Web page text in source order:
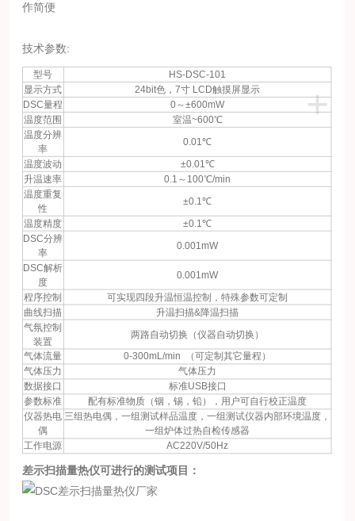
作简便
技术参数:
+
型号
HS-DSC-101
显示方式
24bit色，7寸 LCD触摸屏显示
DSC量程
0～±600mW
温度范围
室温~600℃
温度分辨
率
0.01℃
温度波动
±0.01℃
升温速率
0.1～100℃/min
温度重复
性
±0.1℃
温度精度
±0.1℃
DSC分辨
率
0.001mW
DSC解析
度
0.001mW
程序控制
可实现四段升温恒温控制，特殊参数可定制
曲线扫描
升温扫描&降温扫描
气氛控制
装置
两路自动切换（仪器自动切换）
气体流量 0-300mL/min （可定制其它量程）
气体压力 气体压力
数据接口
标准USB接口
参数标准
配有标准物质（铟，锡，铅），用户可自行校正温度
仪器热电
偶
三组热电偶，一组测试样品温度，一组测试仪器内部环境温度，
一组炉体过热自检传感器
工作电源
AC220V/50Hz
差示扫描量热仪可进行的测试项目：